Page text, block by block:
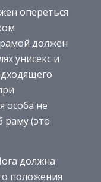
опереться
должен
унисекс и
особа не
раму (это
должна
положения